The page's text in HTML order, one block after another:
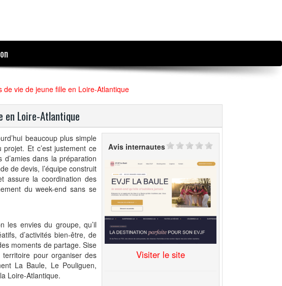
de vie de jeune fille en Loire-Atlantique
en Loire-Atlantique
beaucoup plus simple
projet. Et c’est justement ce
dans la préparation
de devis, l’équipe construit
assure la coordination des
du week-end sans se
les envies du groupe, qu’il
d’activités bien-être, de
moments de partage. Sise
pour organiser des
La Baule, Le Pouliguen,
Loire-Atlantique.
Avis internautes
Visiter le site